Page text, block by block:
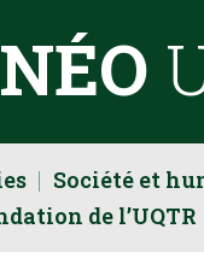
NÉO
Société et
de l’UQTR